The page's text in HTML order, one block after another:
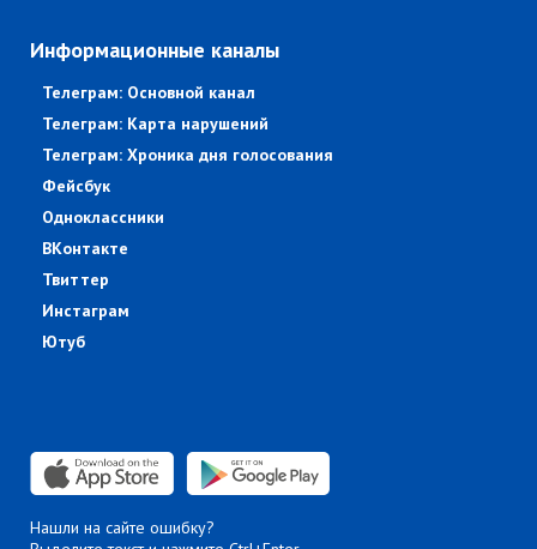
Информационные каналы
Телеграм: Основной канал
Телеграм: Карта нарушений
Телеграм: Хроника дня голосования
Фейсбук
Одноклассники
ВКонтакте
Твиттер
Инстаграм
Ютуб
Нашли на сайте ошибку?